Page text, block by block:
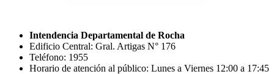
Intendencia Departamental de Rocha
Edificio Central: Gral. Artigas N° 176
Teléfono: 1955
Horario de atención al público: Lunes a Viernes 12:00 a 17:45